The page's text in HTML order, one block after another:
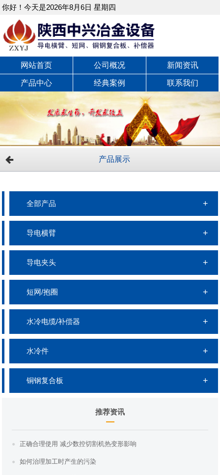
你好！今天是2026年8月6日 星期四
网站首页 公司概况 新闻资讯
产品中心 经典案例 联系我们
产品展示
全部产品
导电横臂
导电夹头
短网/抱圈
水冷电缆/补偿器
水冷件
铜钢复合板
推荐资讯
正确合理使用 减少数控切割机热变形影响
如何治理加工时产生的污染